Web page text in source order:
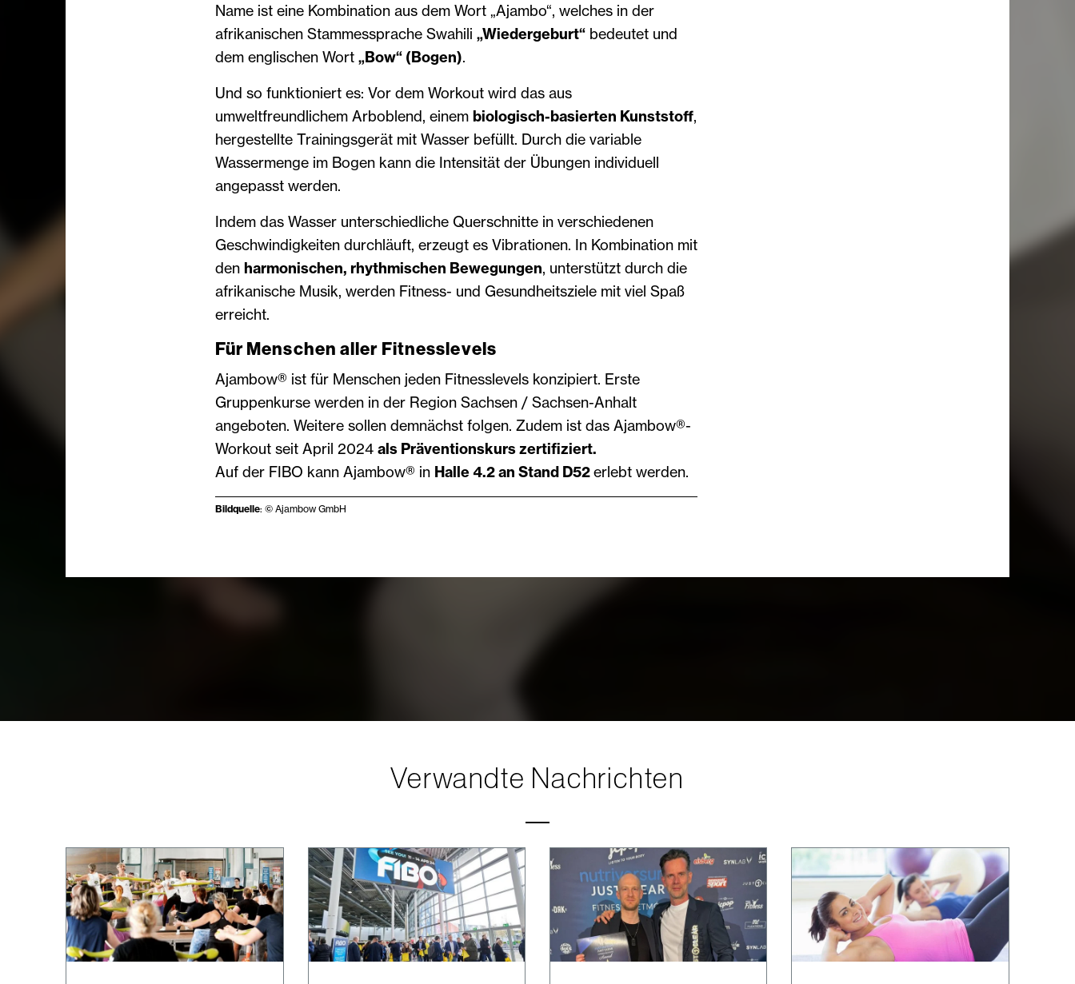
Name ist eine Kombination aus dem Wort „Ajambo“, welches in der
afrikanischen Stammessprache Swahili „Wiedergeburt“bedeutet und
dem englischen Wort „Bow“ (Bogen).
Und so funktioniert es: Vor dem Workout wird das aus
umweltfreundlichem Arboblend, einem biologisch-basierten Kunststoff,
hergestellte Trainingsgerät mit Wasser befüllt. Durch die variable
Wassermenge im Bogen kann die Intensität der Übungen individuell
angepasst werden.
Indem das Wasser unterschiedliche Querschnitte in verschiedenen
Geschwindigkeiten durchläuft, erzeugt es Vibrationen. In Kombination mit
den harmonischen, rhythmischen Bewegungen, unterstützt durch die
afrikanische Musik, werden Fitness- und Gesundheitsziele mit viel Spaß
erreicht.
Für Menschen aller Fitnesslevels
Ajambow® ist für Menschen jeden Fitnesslevels konzipiert. Erste
Gruppenkurse werden in der Region Sachsen / Sachsen-Anhalt
angeboten. Weitere sollen demnächst folgen. Zudem ist das Ajambow®-
Workout seit April 2024 als Präventionskurs zertifiziert.
Auf der FIBO kann Ajambow® in Halle 4.2 an Stand D52erlebt werden.
Bildquelle: © Ajambow GmbH
Verwandte Nachrichten